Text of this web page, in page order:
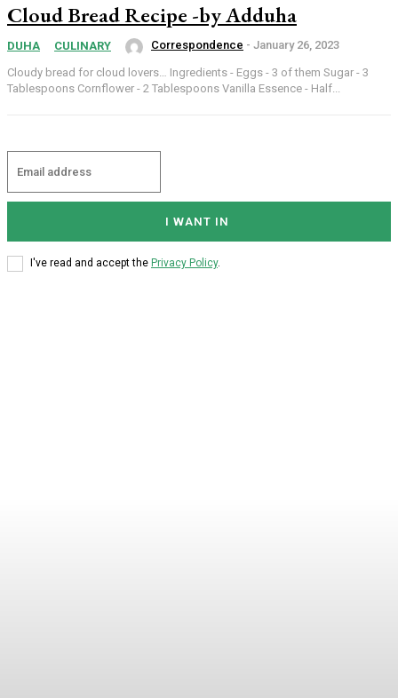
Cloud Bread Recipe -by Adduha
DUHA CULINARY Correspondence - January 26, 2023
Cloudy bread for cloud lovers… Ingredients - Eggs - 3 of them Sugar - 3
Tablespoons Cornflower - 2 Tablespoons Vanilla Essence - Half...
I WANT IN
I've read and accept the Privacy Policy.